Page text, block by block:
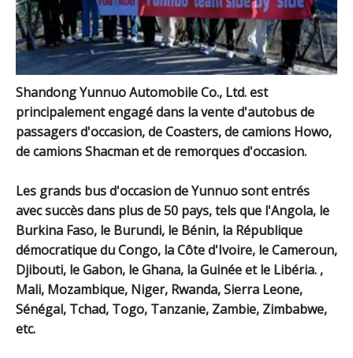
Shandong Yunnuo Automobile Co., Ltd. est
principalement engagé dans la vente d'autobus de
passagers d'occasion, de Coasters, de camions Howo,
de camions Shacman et de remorques d'occasion.
Les grands bus d'occasion de Yunnuo sont entrés
avec succès dans plus de 50 pays, tels que l'Angola, le
Burkina Faso, le Burundi, le Bénin, la République
démocratique du Congo, la Côte d'Ivoire, le Cameroun,
Djibouti, le Gabon, le Ghana, la Guinée et le Libéria. ,
Mali, Mozambique, Niger, Rwanda, Sierra Leone,
Sénégal, Tchad, Togo, Tanzanie, Zambie, Zimbabwe,
etc.